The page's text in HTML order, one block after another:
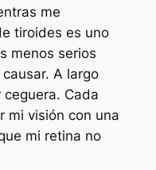
me
tiroides es uno
menos serios
A largo
Cada
mi visión con una
mi retina no